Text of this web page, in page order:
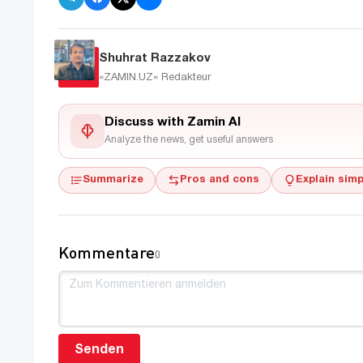
Shuhrat Razzakov
«ZAMIN.UZ» Redakteur
Discuss with Zamin AI
Analyze the news, get useful answers
Summarize Pros and cons Explain
Kommentare0
Senden